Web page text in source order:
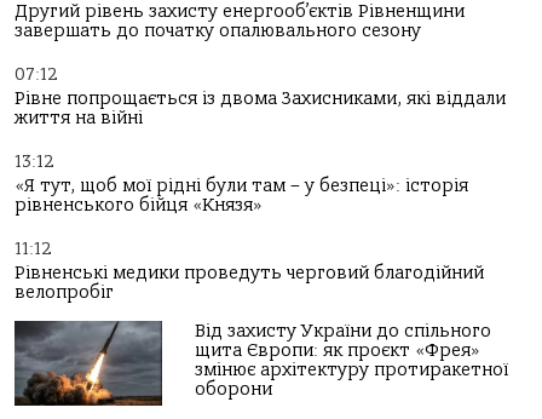
Другий рівень захисту енергооб’єктів Рівненщини
завершать до початку опалювального сезону
07:12
Рівне попрощається із двома Захисниками, які віддали
життя на війні
13:12
«Я тут, щоб мої рідні були там – у безпеці»: історія
рівненського бійця «Князя»
11:12
Рівненські медики проведуть черговий благодійний
велопробіг
Від захисту України до спільного
щита Європи: як проєкт «Фрея»
змінює архітектуру протиракетної
оборони